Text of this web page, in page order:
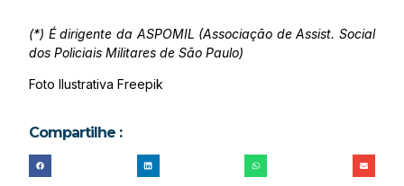
(*) É dirigente da ASPOMIL (Associação de Assist. Social
dos Policiais Militares de São Paulo)
Foto Ilustrativa Freepik
Compartilhe :